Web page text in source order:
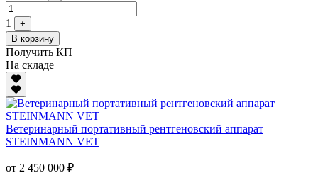
1
+
В корзину
Получить КП
На складе
Ветеринарный портативный рентгеновский аппарат
STEINMANN VET
от 2 450 000 ₽